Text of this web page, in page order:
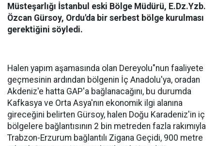
Müsteşarlığı İstanbul eski Bölge Müdürü, E.Dz.Yzb.
Özcan Gürsoy, Ordu'da bir serbest bölge kurulması
gerektiğini söyledi.
Halen yapım aşamasında olan Dereyolu"nun faaliyete
geçmesinin ardından bölgenin İç Anadolu'ya, oradan
Akdeniz'e hatta GAP'a bağlanacağını, bu durumda
Kafkasya ve Orta Asya'nın ekonomik ilgi alanına
gireceğini belirten Gürsoy, halen Doğu Karadeniz'in iç
bölgelere bağlantısının 2 bin metreden fazla rakımıyla
Trabzon-Erzurum bağlantılı Zigana Geçidi, 900 metre